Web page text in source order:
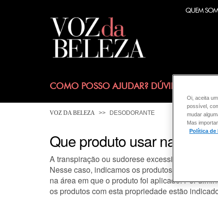
QUEM
COMO POSSO AJUDAR? DÚVIDAS SOBRE:
VOZ DA BELEZA DESODORANTE
Que produto usar nas
A transpiração ou sudorese excessiva ocorre
Nesse caso, indicamos os produtos
na área em que o produto foi aplicado. Por
os produtos com esta propriedade estão
Oi, aceita
possível,
mudar
Mas
Política de